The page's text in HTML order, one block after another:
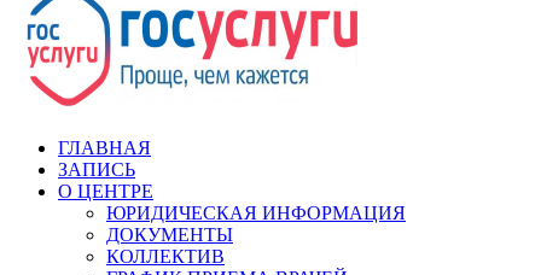
ГЛАВНАЯ
ЗАПИСЬ
О ЦЕНТРЕ
ЮРИДИЧЕСКАЯ ИНФОРМАЦИЯ
ДОКУМЕНТЫ
КОЛЛЕКТИВ